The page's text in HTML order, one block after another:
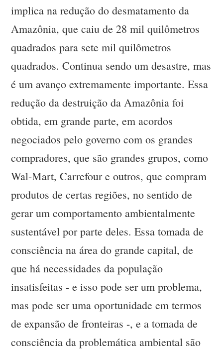
implica na redução do desmatamento da
Amazônia, que caiu de 28 mil quilômetros
quadrados para sete mil quilômetros
quadrados. Continua sendo um desastre, mas
é um avanço extremamente importante. Essa
redução da destruição da Amazônia foi
obtida, em grande parte, em acordos
negociados pelo governo com os grandes
compradores, que são grandes grupos, como
Wal-Mart, Carrefour e outros, que compram
produtos de certas regiões, no sentido de
gerar um comportamento ambientalmente
sustentável por parte deles. Essa tomada de
consciência na área do grande capital, de
que há necessidades da população
insatisfeitas - e isso pode ser um problema,
mas pode ser uma oportunidade em termos
de expansão de fronteiras -, e a tomada de
consciência da problemática ambiental são